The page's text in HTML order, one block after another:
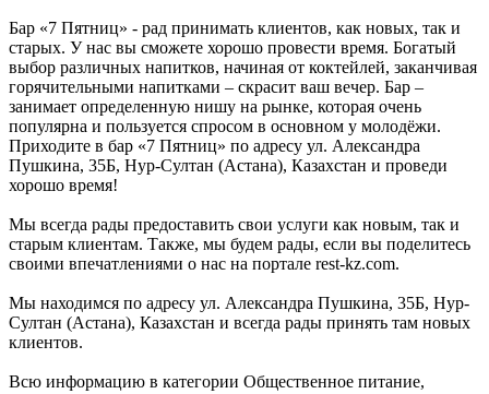
Бар «7 Пятниц» - рад принимать клиентов, как новых, так и
старых. У нас вы сможете хорошо провести время. Богатый
выбор различных напитков, начиная от коктейлей, заканчивая
горячительными напитками – скрасит ваш вечер. Бар –
занимает определенную нишу на рынке, которая очень
популярна и пользуется спросом в основном у молодёжи.
Приходите в бар «7 Пятниц» по адресу ул. Александра
Пушкина, 35Б, Нур-Султан (Астана), Казахстан и проведи
хорошо время!
Мы всегда рады предоставить свои услуги как новым, так и
старым клиентам. Также, мы будем рады, если вы поделитесь
своими впечатлениями о нас на портале rest-kz.com.
Мы находимся по адресу ул. Александра Пушкина, 35Б, Нур-
Султан (Астана), Казахстан и всегда рады принять там новых
клиентов.
Всю информацию в категории Общественное питание,